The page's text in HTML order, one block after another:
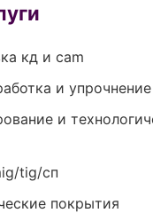
кд и cam
и упрочнение
и
tig/сп
покрытия